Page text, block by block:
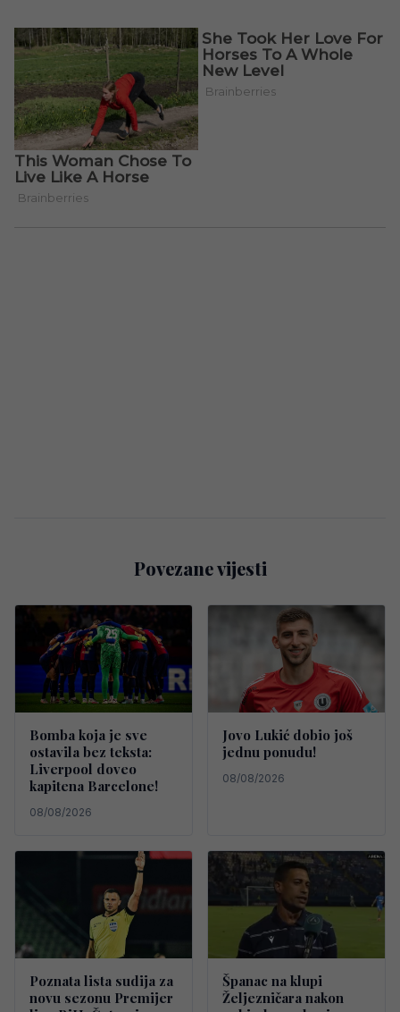
Povezane vijesti
Bomba koja je sve
ostavila bez teksta:
Liverpool doveo
kapitena Barcelone!
08/08/2026
Jovo Lukić dobio još
jednu ponudu!
08/08/2026
Poznata lista sudija za
novu sezonu Premijer
Španac na klupi
Željezničara nakon